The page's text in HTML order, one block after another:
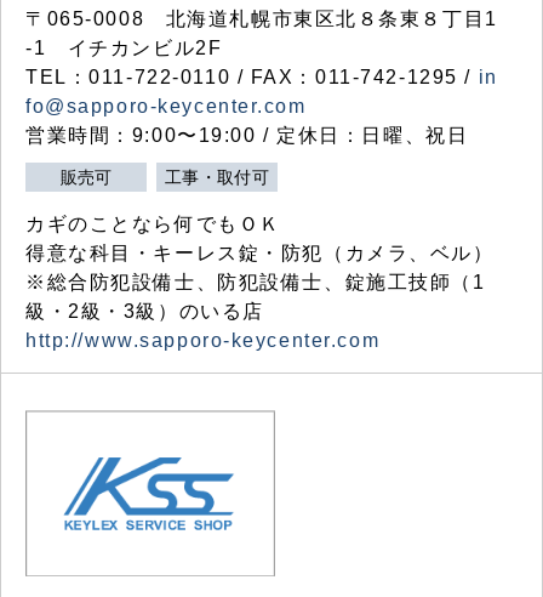
〒065-0008 北海道札幌市東区北８条東８丁目1
-1 イチカンビル2F
TEL：011-722-0110 / FAX：011-742-1295 / in
fo@sapporo-keycenter.com
営業時間：9:00〜19:00 / 定休日：日曜、祝日
販売可 工事・取付可
カギのことなら何でもＯＫ
得意な科目・キーレス錠・防犯（カメラ、ベル）
※総合防犯設備士、防犯設備士、錠施工技師（1
級・2級・3級）のいる店
http://www.sapporo-keycenter.com